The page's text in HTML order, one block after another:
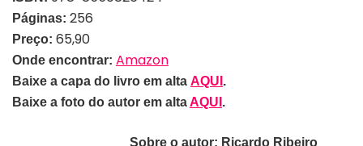
Páginas: 256
Preço: 65,90
Onde encontrar: Amazon
Baixe a capa do livro em alta AQUI .
Baixe a foto do autor em altaAQUI .
Sobre o autor: Ricardo Ribeiro